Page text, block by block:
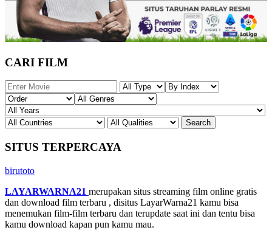
CARI FILM
SITUS TERPERCAYA
birutoto
LAYARWARNA21 merupakan situs streaming film online gratis
dan download film terbaru , disitus LayarWarna21 kamu bisa
menemukan film-film terbaru dan terupdate saat ini dan tentu bisa
kamu download kapan pun kamu mau.